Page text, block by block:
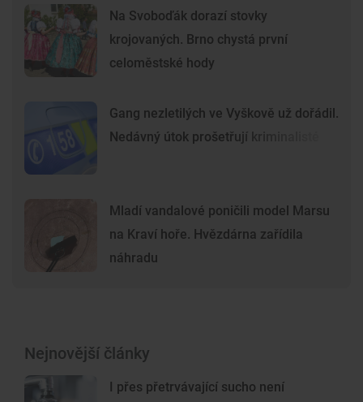
Na Svoboďák dorazí stovky
krojovaných. Brno chystá první
celoměstské hody
Gang nezletilých ve Vyškově už dořádil.
Nedávný útok prošetřují kriminalisté
Mladí vandalové poničili model Marsu
na Kraví hoře. Hvězdárna zařídila
náhradu
Nejnovější články
I přes přetrvávající sucho není